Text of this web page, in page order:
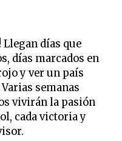
Llegan días que
días marcados en
y ver un país
semanas
vivirán la pasión
cada victoria y